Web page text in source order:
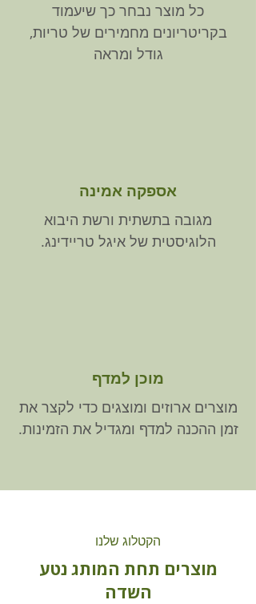
כל מוצר נבחר כך שיעמוד
בקריטריונים מחמירים של טריות,
גודל ומראה
אספקה אמינה
מגובה בתשתית ורשת היבוא
הלוגיסטית של איגל טריידינג.
מוכן למדף
מוצרים ארוזים ומוצגים כדי לקצר את
זמן ההכנה למדף ומגדיל את הזמינות.
הקטלוג שלנו
מוצרים תחת המותג נטע
השדה